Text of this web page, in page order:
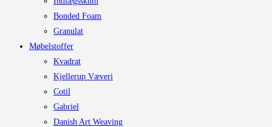
Bonded Foam
Granulat
Møbelstoffer
Kvadrat
Kjellerup Væveri
Cotil
Gabriel
Danish Art Weaving